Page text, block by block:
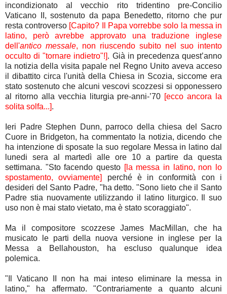
incondizionato al vecchio rito tridentino pre-Concilio
Vaticano II, sostenuto da papa Benedetto, ritorno che pur
resta controverso [Capito? Il Papa vorrebbe solo la messa in
latino, però avrebbe approvato una traduzione inglese
dell'antico messale, non riuscendo subito nel suo intento
occulto di "tornare indietro"!]. Già in precedenza quest’anno
la notizia della visita papale nel Regno Unito aveva acceso
il dibattito circa l'unità della Chiesa in Scozia, siccome era
stato sostenuto che alcuni vescovi scozzesi si opponessero
al ritorno alla vecchia liturgia pre-anni-’70 [ecco ancora la
solita solfa...].
Ieri Padre Stephen Dunn, parroco della chiesa del Sacro
Cuore in Bridgeton, ha commentato la notizia, dicendo che
ha intenzione di sposate la suo regolare Messa in latino dal
lunedi sera al martedì alle ore 10 a partire da questa
settimana. "Sto facendo questo [la messa in latino, non lo
spostamento, ovviamente] perché è in conformità con i
desideri del Santo Padre, "ha detto. "Sono lieto che il Santo
Padre stia nuovamente utilizzando il latino liturgico. Il suo
uso non è mai stato vietato, ma è stato scoraggiato".
Ma il compositore scozzese James MacMillan, che ha
musicato le parti della nuova versione in inglese per la
Messa a Bellahouston, ha escluso qualunque idea
polemica.
"Il Vaticano II non ha mai inteso eliminare la messa in
latino," ha affermato. "Contrariamente a quanto alcuni